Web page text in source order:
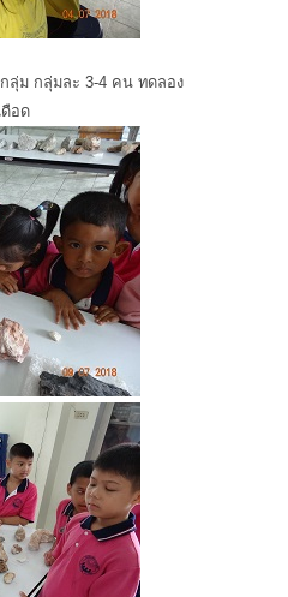
ลุ่ม กลุ่มละ 3-4 คน ทดลอง
อด